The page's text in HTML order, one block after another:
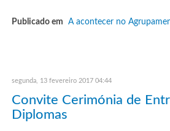
Publicado em A acontecer no
segunda, 13 fevereiro 2017 04:44
Convite Cerimónia de
Diplomas